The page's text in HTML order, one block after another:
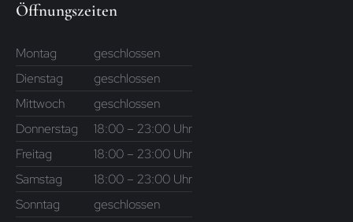
Öffnungszeiten
Montag
geschlossen
Dienstag
geschlossen
Mittwoch
geschlossen
Donnerstag
18:00 – 23:00 Uhr
Freitag
18:00 – 23:00 Uhr
Samstag
18:00 – 23:00 Uhr
Sonntag
geschlossen